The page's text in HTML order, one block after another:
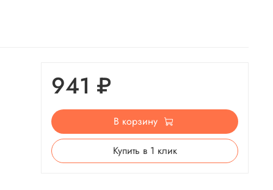
941 ₽
В корзину
Купить в 1 клик